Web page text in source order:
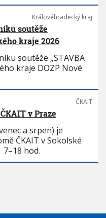
Královéhradecký kraj
soutěže
kraje 2026
soutěže „STAVBA
kraje DOZP Nové
ČKAIT
v Praze
a srpen) je
ČKAIT v Sokolské
hod.